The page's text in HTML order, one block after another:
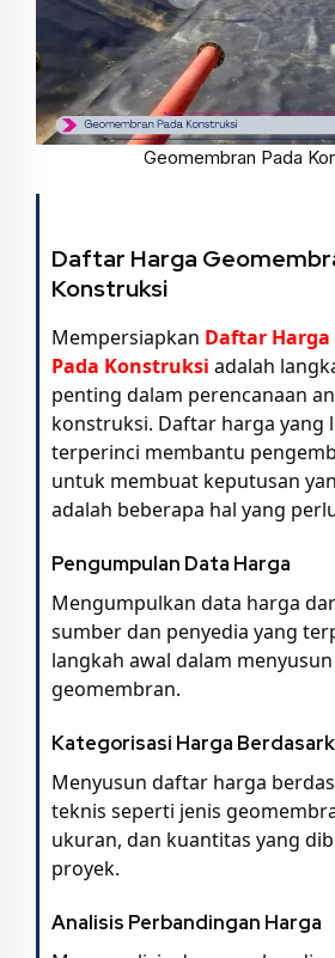
Geomembran Pada
Daftar Harga
Konstruksi
Mempersiapkan Daftar
Pada Konstruksi adalah
penting dalam perencanaan
konstruksi. Daftar harga yang
terperinci membantu
untuk membuat keputusan
adalah beberapa hal yang
Pengumpulan Data Harga
Mengumpulkan data harga
sumber dan penyedia yang
langkah awal dalam
geomembran.
Kategorisasi Harga
Menyusun daftar harga
teknis seperti jenis
ukuran, dan kuantitas yang
proyek.
Analisis Perbandingan Harga